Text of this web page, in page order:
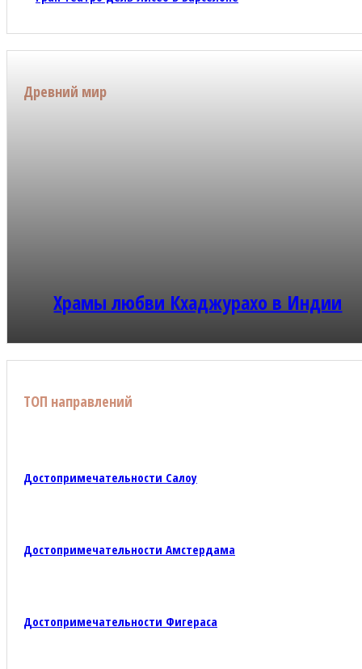
Древний мир
Храмы любви Кхаджурахо в Индии
ТОП направлений
Достопримечательности Салоу
Достопримечательности Амстердама
Достопримечательности Фигераса